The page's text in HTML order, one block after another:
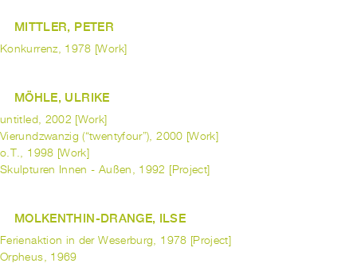
MITTLER, PETER
Konkurrenz, 1978 [Work]
MÖHLE, ULRIKE
untitled, 2002 [Work]
Vierundzwanzig (“twentyfour”), 2000 [Work]
o.T., 1998 [Work]
Skulpturen Innen - Außen, 1992 [Project]
MOLKENTHIN-DRANGE, ILSE
Ferienaktion in der Weserburg, 1978 [Project]
Orpheus, 1969